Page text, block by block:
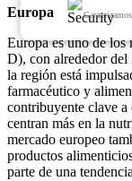
Europa
Europa es uno de los
D), con alrededor del
la región está
farmacéutico y
contribuyente clave a
centran más en la
mercado europeo
productos
parte de una